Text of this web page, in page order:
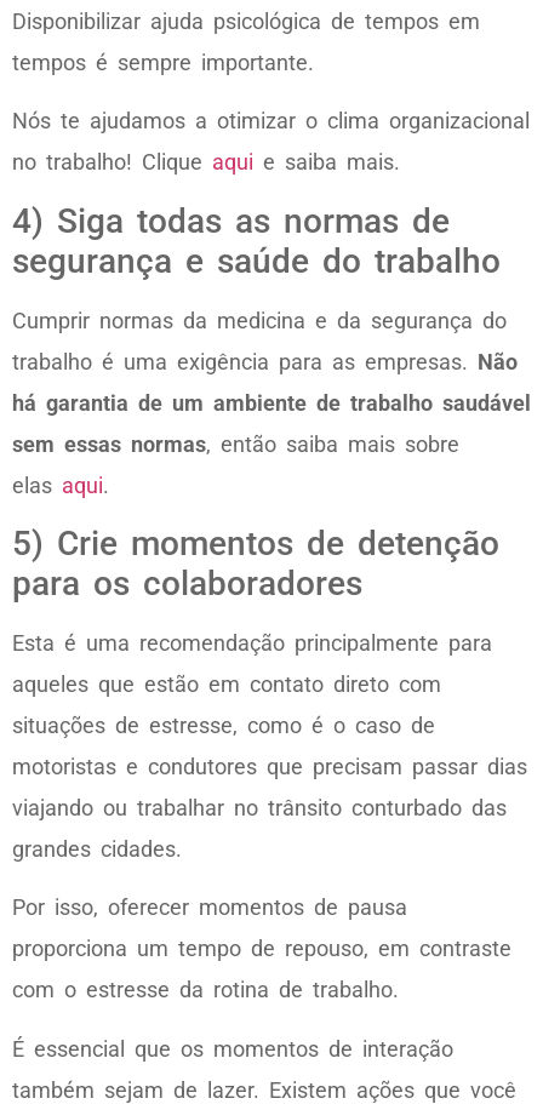
Disponibilizar ajuda psicológica de tempos em
tempos é sempre importante.
Nós te ajudamos a otimizar o clima organizacional
no trabalho! Clique aqui e saiba mais.
4) Siga todas as normas de
segurança e saúde do trabalho
Cumprir normas da medicina e da segurança do
trabalho é uma exigência para as empresas. Não
há garantia de um ambiente de trabalho saudável
sem essas normas, então saiba mais sobre
elas aqui.
5) Crie momentos de detenção
para os colaboradores
Esta é uma recomendação principalmente para
aqueles que estão em contato direto com
situações de estresse, como é o caso de
motoristas e condutores que precisam passar dias
viajando ou trabalhar no trânsito conturbado das
grandes cidades.
Por isso, oferecer momentos de pausa
proporciona um tempo de repouso, em contraste
com o estresse da rotina de trabalho.
É essencial que os momentos de interação
também sejam de lazer. Existem ações que você